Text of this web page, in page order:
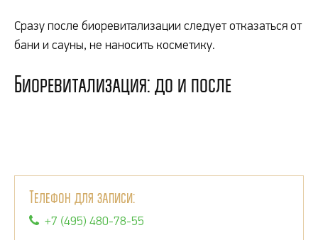
Сразу после биоревитализации следует отказаться от
бани и сауны, не наносить косметику.
Биоревитализация: до и после
Телефон для записи:
+7 (495) 480-78-55